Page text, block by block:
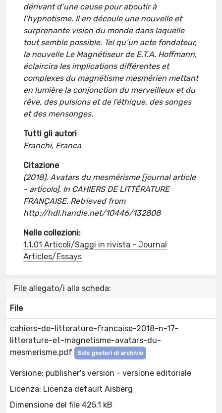
dérivant d’une cause pour aboutir à
l’hypnotisme. Il en découle une nouvelle et
surprenante vision du monde dans laquelle
tout semble possible. Tel qu’un acte fondateur,
la nouvelle Le Magnétiseur de E.T.A. Hoffmann,
éclaircira les implications différentes et
complexes du magnétisme mesmérien mettant
en lumière la conjonction du merveilleux et du
rêve, des pulsions et de l’éthique, des songes
et des mensonges.
Tutti gli autori
Franchi, Franca
Citazione
(2018). Avatars du mesmérisme [journal article
- articolo]. In CAHIERS DE LITTÉRATURE
FRANÇAISE. Retrieved from
http://hdl.handle.net/10446/132808
Nelle collezioni:
1.1.01 Articoli/Saggi in rivista - Journal
Articles/Essays
File allegato/i alla scheda:
File
cahiers-de-litterature-francaise-2018-n-17-
litterature-et-magnetisme-avatars-du-
mesmerisme.pdf
Solo gestori di archivio
Versione: publisher's version - versione editoriale
Licenza: Licenza default Aisberg
Dimensione del file 425.1 kB